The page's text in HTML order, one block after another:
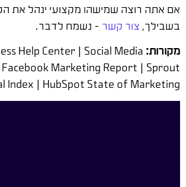
אם אתה רוצה שמישהו מקצועי ינהל את
בשבילך, צור קשר – נשמח לדבר.
מקורות: Help Center | Social Media
Marketing Report | Sprout
Index | HubSpot State of Marketing